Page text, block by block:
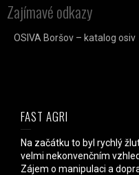
Zajímavé odkazy
OSIVA Boršov – katalog osiv
FAST AGRI
Na začátku to byl rychlý
velmi nekonvenčním
Zájem o manipulaci a